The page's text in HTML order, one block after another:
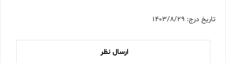
تاریخ درج: 1403/8/29
ارسال نظر